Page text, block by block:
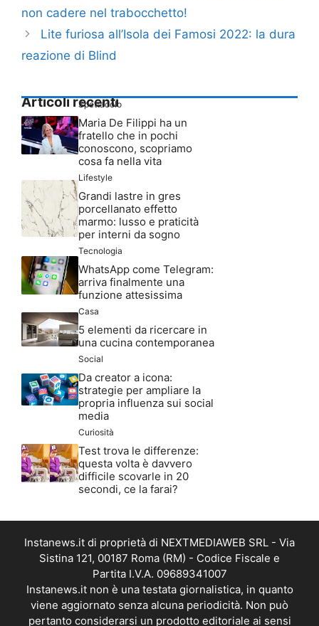
non cadere nel trabocchetto!
Lite furiosa all’Isola dei Famosi 2022: la dura
reazione di Blind
Articoli recenti
Spettacolo
Maria De Filippi ha un
fratello che in pochi
conoscono, scopriamo
cosa fa nella vita
Lifestyle
Grandi lastre in gres
porcellanato effetto
marmo: lusso e praticità
per interni da sogno
Tecnologia
WhatsApp come Telegram:
arriva finalmente una
funzione attesissima
Casa
5 elementi da ricercare in
una cucina contemporanea
Social
Da creator a icona:
strategie per ampliare la
propria influenza sui social
media
Curiosità
Test trova le differenze:
questa volta è davvero
difficile scovarle in 20
secondi, ce la farai?
Instanews.it di proprietà di NEXTMEDIAWEB SRL - Via
Sistina 121, 00187 Roma (RM) - Codice Fiscale e
Partita I.V.A. 09689341007
Instanews.it non è una testata giornalistica, in quanto
viene aggiornato senza alcuna periodicità. Non può
pertanto considerarsi un prodotto editoriale ai sensi